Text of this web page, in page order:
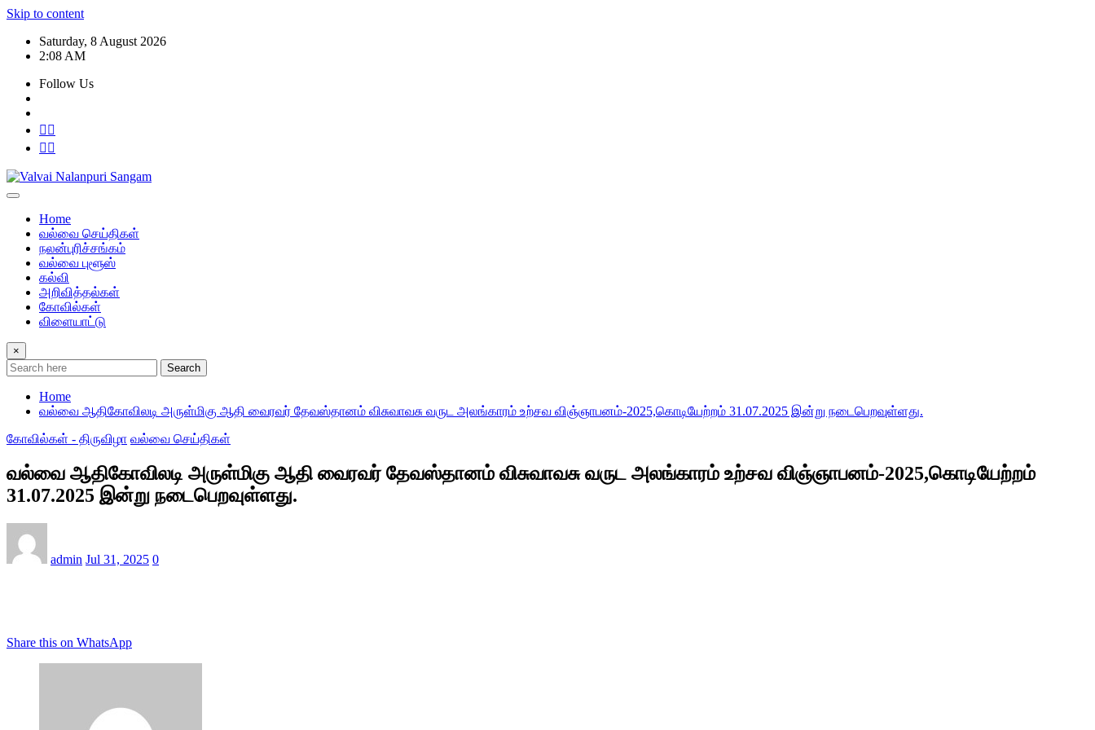
Skip to content
Saturday, 8 August 2026
2:08 AM
Follow Us
Home
வல்வை செய்திகள்
நலன்புரிச்சங்கம்
வல்வை புளூஸ்
கல்வி
அறிவித்தல்கள்
கோவில்கள்
விளையாட்டு
×
Search
Home
வல்வை ஆதிகோவிலடி அருள்மிகு ஆதி வைரவர் தேவஸ்தானம் விசுவாவசு வருட அலங்காரம் உற்சவ விஞ்ஞாபனம்-2025,கொடியேற்றம் 31.07.2025 இன்று நடைபெறவுள்ளது.
கோவில்கள் - திருவிழா வல்வை செய்திகள்
வல்வை ஆதிகோவிலடி அருள்மிகு ஆதி வைரவர் தேவஸ்தானம் விசுவாவசு வருட அலங்காரம் உற்சவ விஞ்ஞாபனம்-2025,கொடியேற்றம்
31.07.2025 இன்று நடைபெறவுள்ளது.
admin Jul 31, 2025 0
Share this on WhatsApp